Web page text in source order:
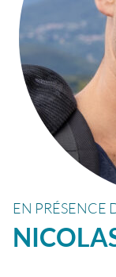
EN PRÉSENCE